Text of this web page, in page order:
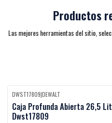
Productos
Las mejores herramientas del sitio,
-27%OFF Black Week
DWST17809|DEWALT
Caja Profunda Abierta 26,5
Dwst17809